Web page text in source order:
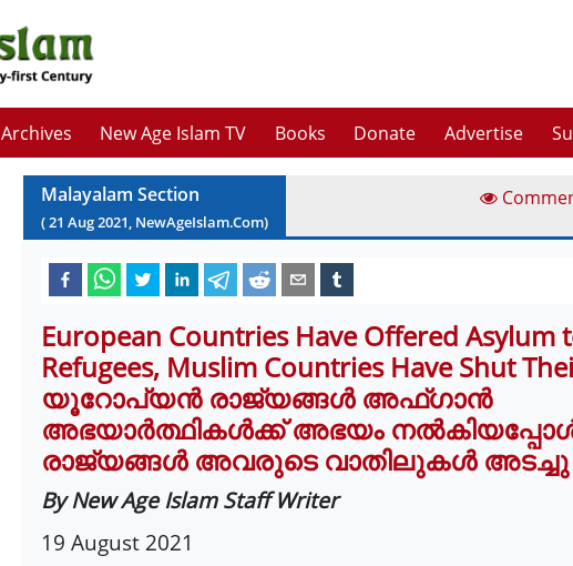
Archives New Age Islam TV Books Donate Advertise
Malayalam Section
(21 Aug2021, NewAgeIslam.Com)
European Countries Have Offered Asylum
Refugees, Muslim Countries Have Shut
യൂറോപ്യൻ രാജ്യങ്ങൾ അഫ്ഗാൻ
അഭയാർത്ഥികൾക്ക് അഭയം
രാജ്യങ്ങൾ അവരുടെ വാതിലുകൾ അടച്ചു
By New Age Islam Staff Writer
19 August 2021